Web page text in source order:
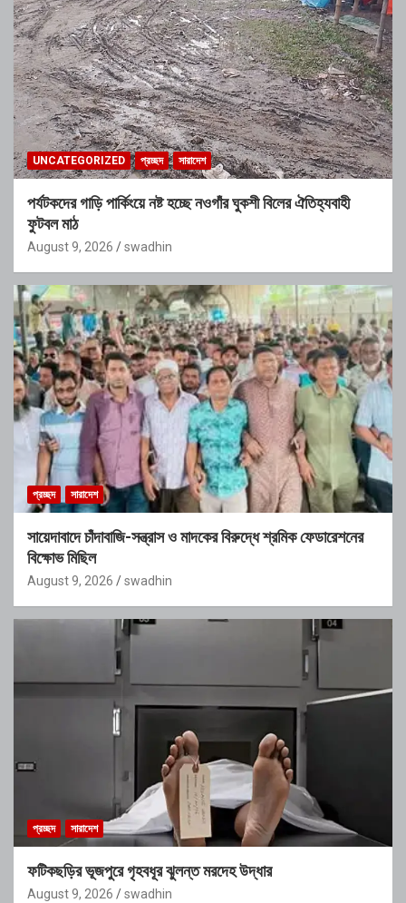
UNCATEGORIZED প্রচ্ছদ সারাদেশ
পর্যটকদের গাড়ি পার্কিংয়ে নষ্ট হচ্ছে নওগাঁর ঘুকশী বিলের ঐতিহ্যবাহী
ফুটবল মাঠ
August 9, 2026 swadhin
প্রচ্ছদ সারাদেশ
সায়েদাবাদে চাঁদাবাজি-সন্ত্রাস ও মাদকের বিরুদ্ধে শ্রমিক ফেডারেশনের
বিক্ষোভ মিছিল
August 9, 2026 swadhin
প্রচ্ছদ সারাদেশ
ফটিকছড়ির ভূজপুরে গৃহবধূর ঝুলন্ত মরদেহ উদ্ধার
August 9, 2026 swadhin